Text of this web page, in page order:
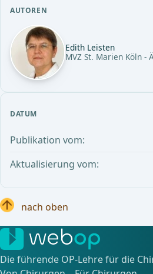
AUTOREN
Edith Leisten
MVZ St. Marien Köln -
DATUM
Publikation vom:
Aktualisierung vom:
nach oben
Die führende OP-Lehre für die